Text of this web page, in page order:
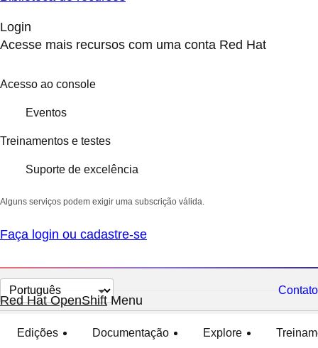
Login
Acesse mais recursos com uma conta Red Hat
Acesso ao console
Eventos
Treinamentos e testes
Suporte de excelência
Alguns serviços podem exigir uma subscrição válida.
Faça login ou cadastre-se
Selecionar
idioma
Contato
Red Hat OpenShift Menu
Edições Documentação Explore